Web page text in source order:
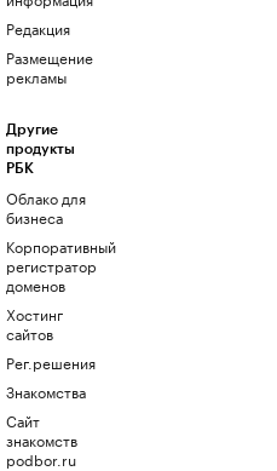
Редакция
Размещение
рекламы
Другие
продукты
РБК
Облако для
бизнеса
Корпоративный
регистратор
доменов
Хостинг
сайтов
Рег.решения
Знакомства
Сайт
знакомств
podbor.ru